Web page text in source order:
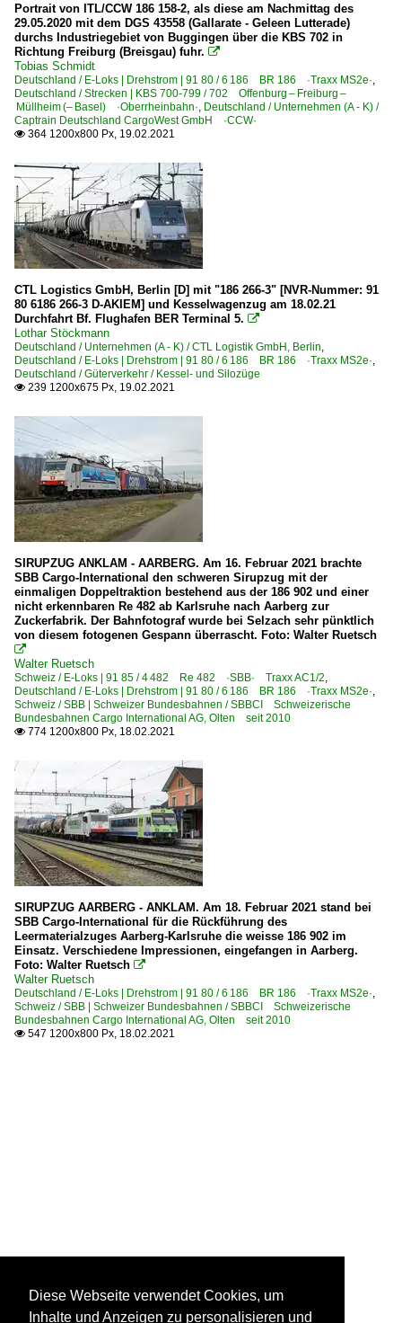
Portrait von ITL/CCW 186 158-2, als diese am Nachmittag des
29.05.2020 mit dem DGS 43558 (Gallarate - Geleen Lutterade)
durchs Industriegebiet von Buggingen über die KBS 702 in
Richtung Freiburg (Breisgau) fuhr. 
Tobias Schmidt
Deutschland / E-Loks | Drehstrom | 91 80 / 6 186 BR 186 ·Traxx MS2e·,
Deutschland / Strecken | KBS 700-799 / 702 Offenburg – Freiburg –
Müllheim (– Basel) ·Oberrheinbahn·, Deutschland / Unternehmen (A - K) /
Captrain Deutschland CargoWest GmbH ·CCW·
 364 1200x800 Px, 19.02.2021
CTL Logistics GmbH, Berlin [D] mit "186 266-3" [NVR-Nummer: 91
80 6186 266-3 D-AKIEM] und Kesselwagenzug am 18.02.21
Durchfahrt Bf. Flughafen BER Terminal 5. 
Lothar Stöckmann
Deutschland / Unternehmen (A - K) / CTL Logistik GmbH, Berlin,
Deutschland / E-Loks | Drehstrom | 91 80 / 6 186 BR 186 ·Traxx MS2e·,
Deutschland / Güterverkehr / Kessel- und Silozüge
 239 1200x675 Px, 19.02.2021
SIRUPZUG ANKLAM - AARBERG. Am 16. Februar 2021 brachte
SBB Cargo-International den schweren Sirupzug mit der
einmaligen Doppeltraktion bestehend aus der 186 902 und einer
nicht erkennbaren Re 482 ab Karlsruhe nach Aarberg zur
Zuckerfabrik. Der Bahnfotograf wurde bei Selzach sehr pünktlich
von diesem fotogenen Gespann überrascht. Foto: Walter Ruetsch

Walter Ruetsch
Schweiz / E-Loks | 91 85 / 4 482 Re 482 ·SBB· Traxx AC1/2,
Deutschland / E-Loks | Drehstrom | 91 80 / 6 186 BR 186 ·Traxx MS2e·,
Schweiz / SBB | Schweizer Bundesbahnen / SBBCI Schweizerische
Bundesbahnen Cargo International AG, Olten seit 2010
 774 1200x800 Px, 18.02.2021
SIRUPZUG AARBERG - ANKLAM. Am 18. Februar 2021 stand bei
SBB Cargo-International für die Rückführung des
Leermaterialzuges Aarberg-Karlsruhe die weisse 186 902 im
Einsatz. Verschiedene Impressionen, eingefangen in Aarberg.
Foto: Walter Ruetsch 
Walter Ruetsch
Deutschland / E-Loks | Drehstrom | 91 80 / 6 186 BR 186 ·Traxx MS2e·,
Schweiz / SBB | Schweizer Bundesbahnen / SBBCI Schweizerische
Bundesbahnen Cargo International AG, Olten seit 2010
 547 1200x800 Px, 18.02.2021
Diese Webseite verwendet Cookies, um
Inhalte und Anzeigen zu personalisieren und